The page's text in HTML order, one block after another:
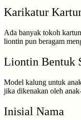
Karikatur
Ada banyak tokoh
liontin pun beragam
Liontin Bentuk
Model kalung untuk
jika dikenakan oleh
Inisial Nama